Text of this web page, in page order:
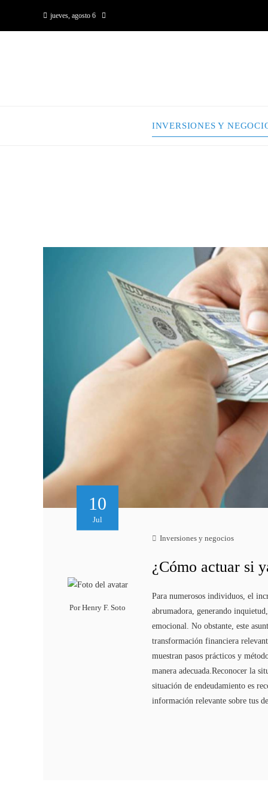
jueves, agosto 6
INVERSIONES Y
10
Jul
PorHenry F. Soto
Inversiones y negocios
¿Cómo actuar si
Para numerosos individuos, el
abrumadora, generando
emocional. No obstante, este
transformación financiera
muestran pasos prácticos y
manera adecuada.Reconocer la
situación de endeudamiento es
información relevante sobre tus